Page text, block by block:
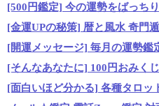
[500円鑑定] 今の運勢をばっちり
[金運UPの秘策] 暦と風水 奇門
[開運メッセージ] 毎月の運勢鑑
[そんなあなたに] 100円おみくじ
[面白いほど分かる] 各種タロッ